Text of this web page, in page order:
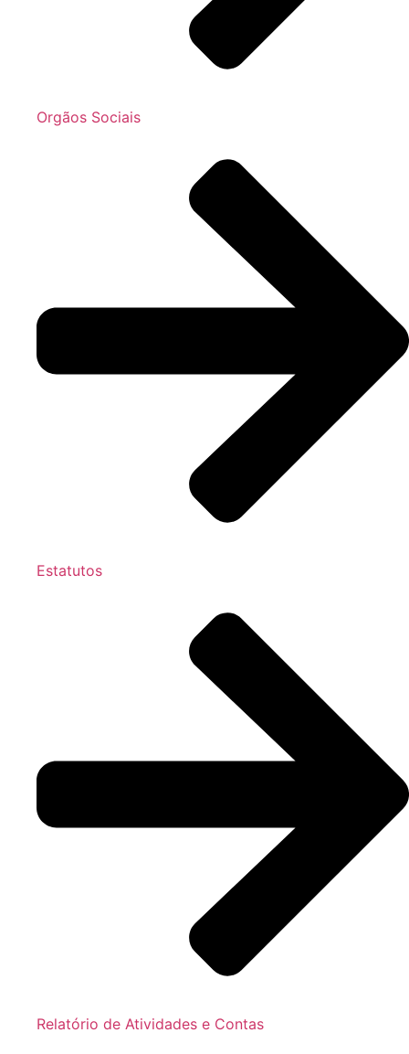
Orgãos Sociais
Estatutos
Relatório de Atividades e Contas